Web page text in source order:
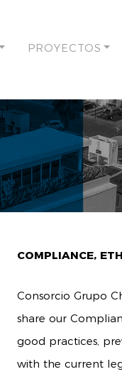
PROYECTOS
COMPLIANCE,
Consorcio Grupo
share our
good practices,
with the current